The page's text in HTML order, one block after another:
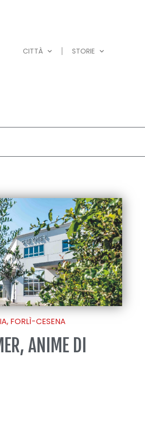
CITTÀ STORIE
, FORLÌ-CESENA
ANIME DI